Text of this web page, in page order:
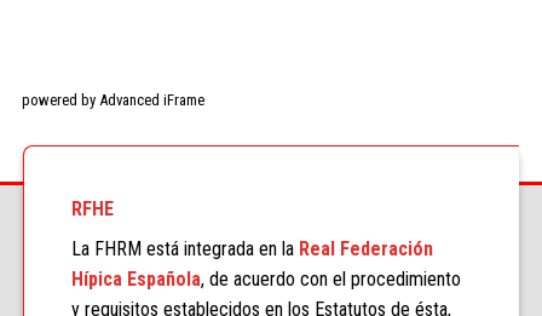
powered by Advanced iFrame
RFHE
La FHRM está integrada en la Real Federación
Hípica Española, de acuerdo con el procedimiento
y requisitos establecidos en los Estatutos de ésta,